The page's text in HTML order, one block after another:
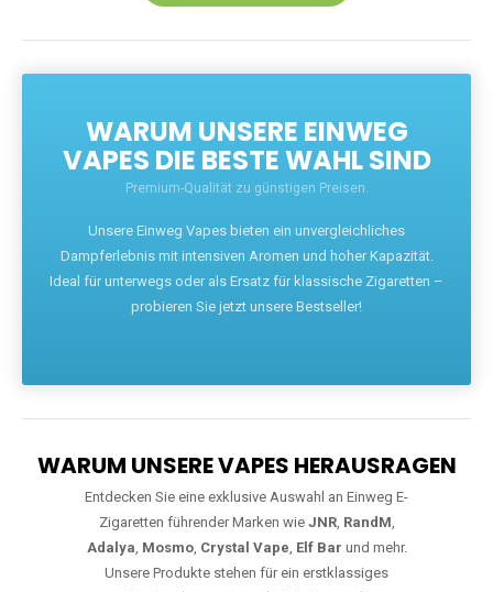
WARUM UNSERE EINWEG
VAPES DIE BESTE WAHL SIND
Premium-Qualität zu günstigen Preisen.
Unsere Einweg Vapes bieten ein unvergleichliches
Dampferlebnis mit intensiven Aromen und hoher Kapazität.
Ideal für unterwegs oder als Ersatz für klassische Zigaretten –
probieren Sie jetzt unsere Bestseller!
WARUM UNSERE VAPES HERAUSRAGEN
Entdecken Sie eine exklusive Auswahl an Einweg E-
Zigaretten führender Marken wie JNR, RandM,
Adalya, Mosmo, Crystal Vape, Elf Bar und mehr.
Unsere Produkte stehen für ein erstklassiges